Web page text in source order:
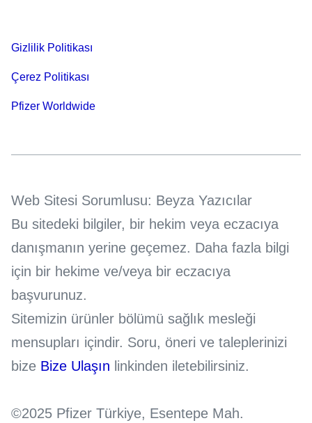
Gizlilik Politikası
Çerez Politikası
Pfizer Worldwide
Web Sitesi Sorumlusu: Beyza Yazıcılar
Bu sitedeki bilgiler, bir hekim veya eczacıya
danışmanın yerine geçemez. Daha fazla bilgi
için bir hekime ve/veya bir eczacıya
başvurunuz.
Sitemizin ürünler bölümü sağlık mesleği
mensupları içindir. Soru, öneri ve taleplerinizi
bize Bize Ulaşın linkinden iletebilirsiniz.
©2025 Pfizer Türkiye, Esentepe Mah.